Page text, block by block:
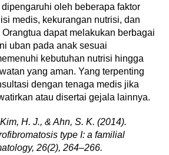
oleh beberapa faktor
medis, kekurangan nutrisi, dan
dapat melakukan berbagai
uban pada anak sesuai
kebutuhan nutrisi hingga
yang aman. Yang terpenting
dengan tenaga medis jika
atau disertai gejala lainnya.
H. J., & Ahn, S. K. (2014).
type I: a familial
26(2), 264–266.